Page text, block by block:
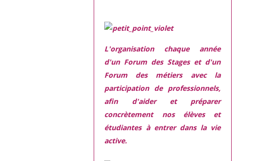
L'organisation chaque année
d'un Forum des Stages et d'un
Forum des métiersavec la
participation de professionnels,
afin d'aider et préparer
concrètement nos élèves et
étudiantes à entrer dans la vie
active.